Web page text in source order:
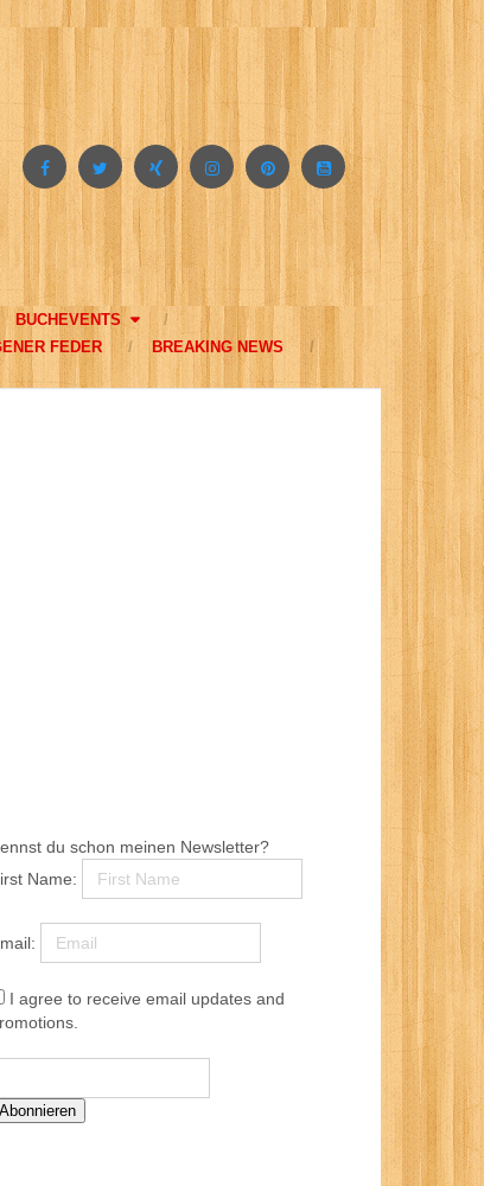
BUCHEVENTS
FEDER
BREAKING NEWS
du schon meinen Newsletter?
Name:
I agree to receive email updates and
Abonnieren